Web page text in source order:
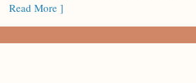
Read More ]